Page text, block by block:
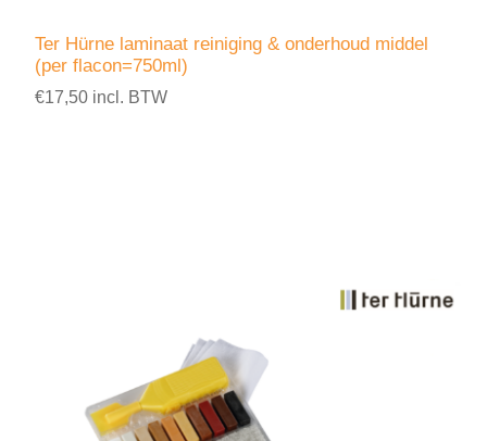
Ter Hürne laminaat reiniging & onderhoud middel
(per flacon=750ml)
€17,50 incl. BTW